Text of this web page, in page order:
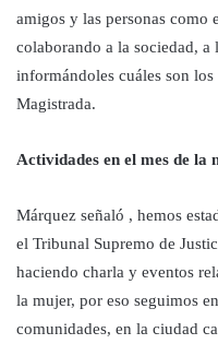
amigos y las personas como
colaborando a la sociedad, a
informándoles cuáles son
Magistrada.
Actividades en el mes de la
Márquez señaló , hemos
el Tribunal Supremo de
haciendo charla y eventos
la mujer, por eso seguimos
comunidades, en la ciudad